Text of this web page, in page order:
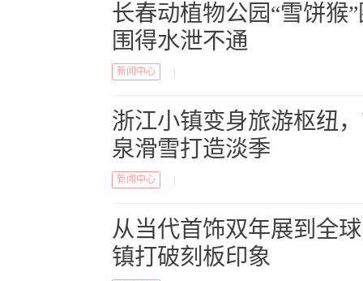
长春动植物公园“雪饼猴
围得水泄不通
新闻中心
浙江小镇变身旅游枢纽
泉滑雪打造淡季
新闻中心
从当代首饰双年展到全
镇打破刻板印象